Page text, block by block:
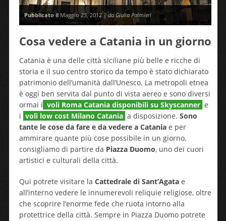
Pubblicato ilMaggio 23, 2012 |da Giulia Palmieri
Cosa vedere a Catania in un giorno
Catania è una delle città siciliane più belle e ricche di
storia e il suo centro storico da tempo è stato dichiarato
patrimonio dell’umanità dall’Unesco. La metropoli etnea
è oggi ben servita dal punto di vista aereo e sono diversi
ormai i voli Roma Catania disponibili su Skyscanner e
i voli low cost Milano Catania a disposizione. Sono
tante le cose da fare e da vedere a Cataniae per
ammirare quante più cose possibile in un giorno,
consigliamo di partire da Piazza Duomo, uno dei cuori
artistici e culturali della città.
Qui potrete visitare la Cattedrale di Sant’Agatae
all’interno vedere le innumerevoli reliquie religiose, oltre
che scoprire l’enorme fede che ruota intorno alla
protettrice della città. Sempre in Piazza Duomo potrete